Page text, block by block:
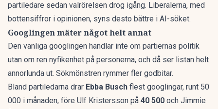
partiledare sedan valrörelsen drog igång. Liberalerna, med
bottensiffror i opinionen, syns desto bättre i AI-söket.
Googlingen mäter något helt annat
Den vanliga googlingen handlar inte om partiernas politik
utan om ren nyfikenhet på personerna, och då ser listan helt
annorlunda ut. Sökmönstren rymmer fler godbitar.
Bland partiledarna drar Ebba Busch flest googlingar, runt 50
000 i månaden, före Ulf Kristersson på 40 500 och Jimmie